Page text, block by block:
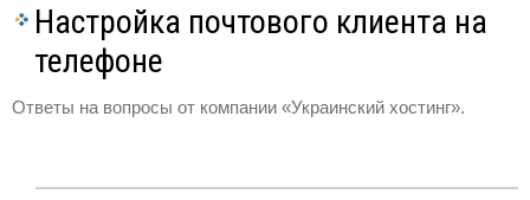
Настройка почтового клиента на
телефоне
Ответы на вопросы от компании «Украинский хостинг».